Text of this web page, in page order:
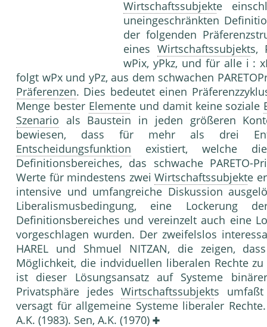
Wirtschaftssubjekte
uneingeschränkten
der folgenden
eines Wirtschaftssubjekts,
wPix, yPkz, und für alle i :
folgt wPx und yPz, aus dem schwachen
Präferenzen. Dies bedeutet einen
Menge bester Elemente und damit keine soziale
Szenario als Baustein in jeden größeren
bewiesen, dass für mehr als drei
Entscheidungsfunktion existiert, welche die
Definitionsbereiches, das schwache
Werte für mindestens zweiWirtschaftssubjekte
intensive und umfangreiche Diskussion
Liberalismusbedingung, eine Lockerung
Definitionsbereiches und vereinzelt auch eine
vorgeschlagen wurden. Der zweifelslos
HAREL und Shmuel NITZAN, die zeigen,
Möglichkeit, die indviduellen liberalen Rechte
ist dieser Lösungsansatz auf Systeme
Privatsphäre jedes Wirtschaftssubjekts umfaßt
versagt für allgemeine Systeme liberaler
A.K. (1983). Sen, A.K. (1970)